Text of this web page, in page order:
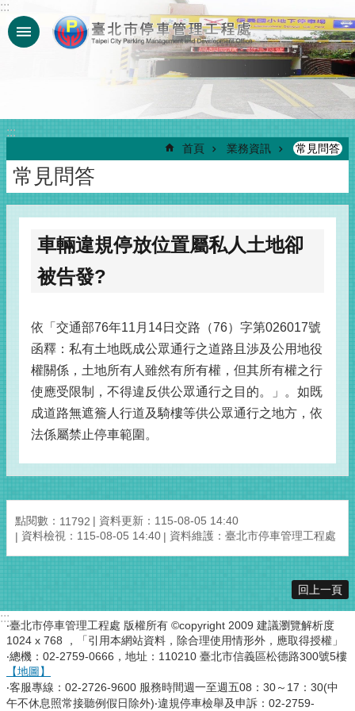
跳到主要內容區塊
:::
:::
首頁 業務資訊 常見問答
常見問答
車輛違規停放位置屬私人土地卻
被告發?
依「交通部76年11月14日交路（76）字第026017號
函釋：私有土地既成公眾通行之道路且渉及公用地役
權關係，土地所有人雖然有所有權，但其所有權之行
使應受限制，不得違反供公眾通行之目的。」。如既
成道路無遮簷人行道及騎樓等供公眾通行之地方，依
法係屬禁止停車範圍。
點閱數： 11792
資料更新：115-08-05 14:40
資料檢視：115-08-05 14:40
資料維護：臺北市停車管理工程處
回上一頁
:::
‧臺北市停車管理工程處 版權所有 ©copyright 2009 建議瀏覽解析度
1024 x 768 ，「引用本網站資料，除合理使用情形外，應取得授權」
‧總機：02-2759-0666，地址：110210 臺北市信義區松德路300號5樓
【地圖】
‧客服專線：02-2726-9600 服務時間週一至週五08：30～17：30(中
午不休息照常接聽例假日除外)‧違規停車檢舉及申訴：02-2759-